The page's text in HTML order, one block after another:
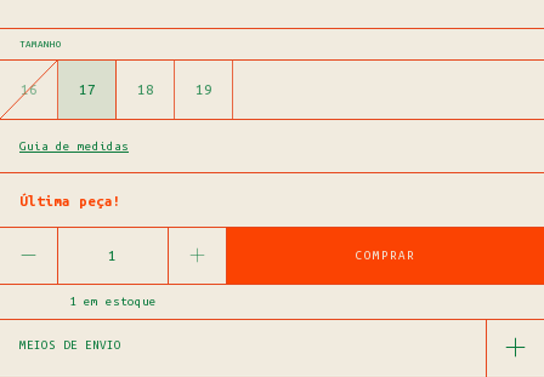
TAMANHO
16 17 18 19
Guia de medidas
Última peça!
1 em estoque
MEIOS DE ENVIO